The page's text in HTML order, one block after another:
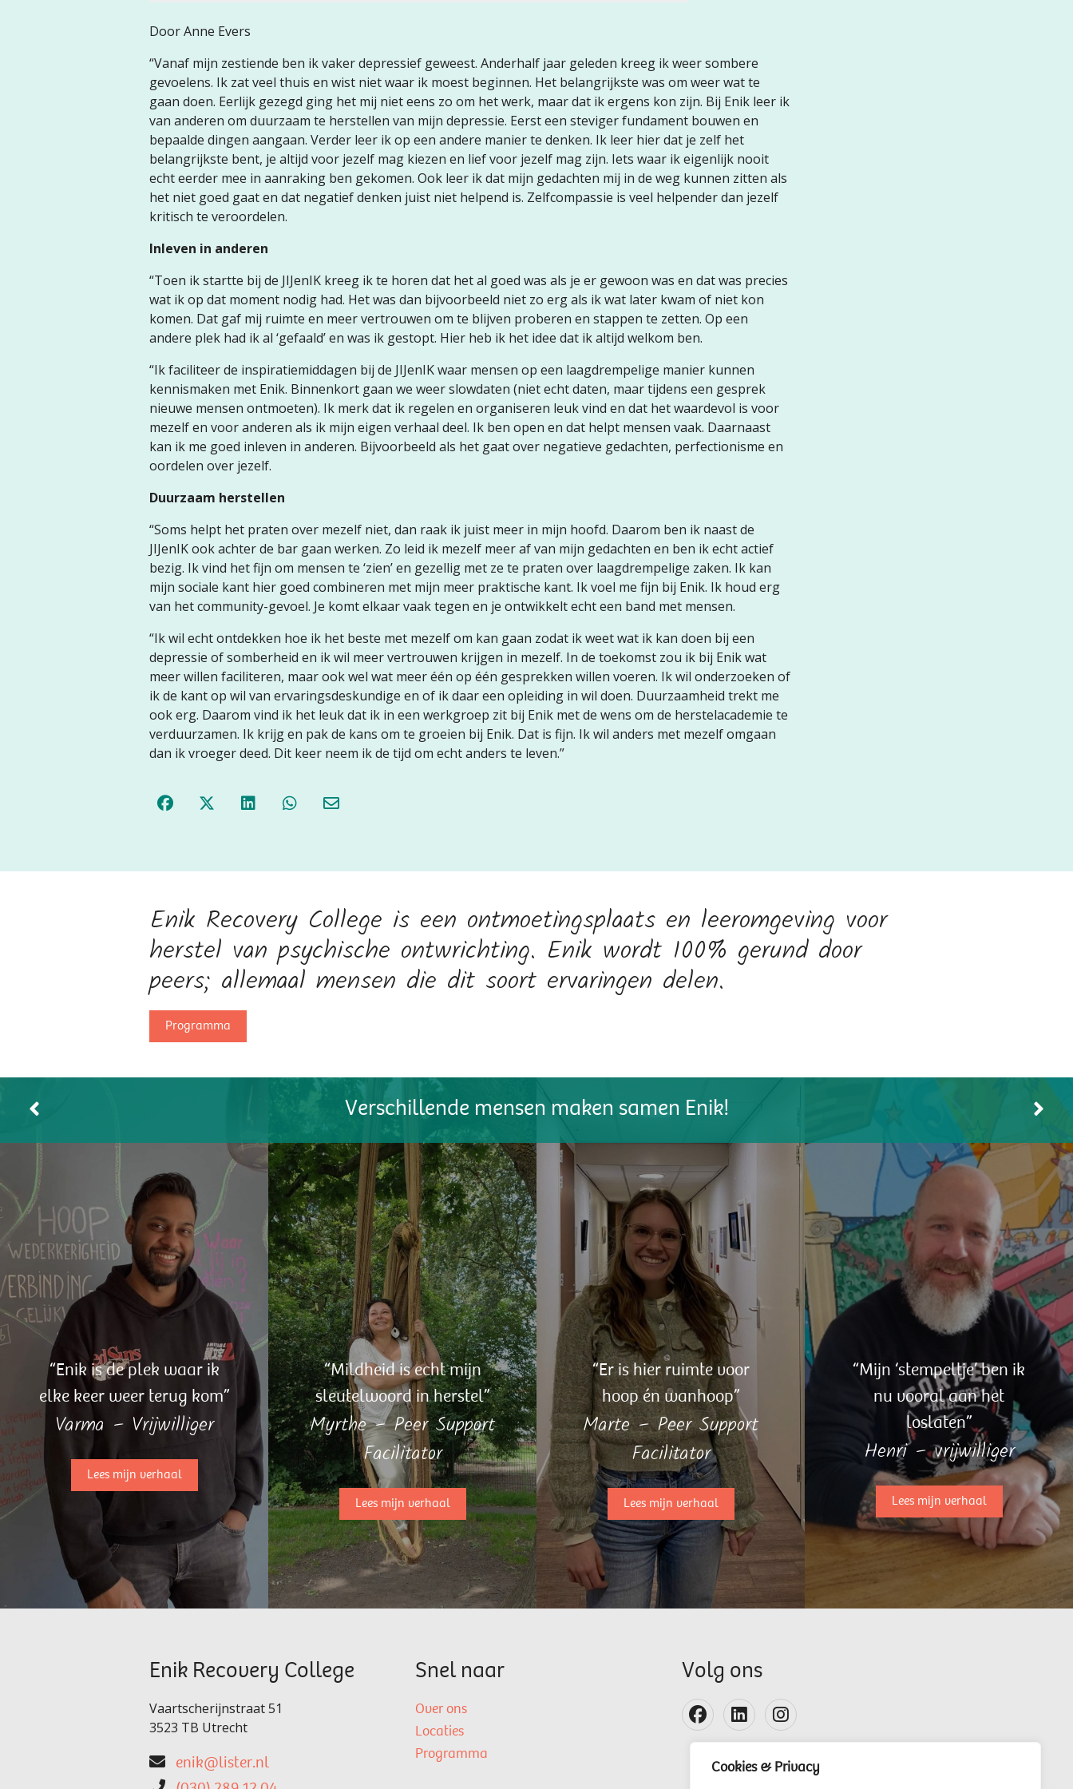
Cookies & Privacy
Door Anne Evers
“Vanaf mijn zestiende ben ik vaker depressief geweest. Anderhalf jaar geleden kreeg ik weer sombere
gevoelens. Ik zat veel thuis en wist niet waar ik moest beginnen. Het belangrijkste was om weer wat te
gaan doen. Eerlijk gezegd ging het mij niet eens zo om het werk, maar dat ik ergens kon zijn. Bij Enik leer ik
van anderen om duurzaam te herstellen van mijn depressie. Eerst een steviger fundament bouwen en
bepaalde dingen aangaan. Verder leer ik op een andere manier te denken. Ik leer hier dat je zelf het
belangrijkste bent, je altijd voor jezelf mag kiezen en lief voor jezelf mag zijn. Iets waar ik eigenlijk nooit
echt eerder mee in aanraking ben gekomen. Ook leer ik dat mijn gedachten mij in de weg kunnen zitten als
het niet goed gaat en dat negatief denken juist niet helpend is. Zelfcompassie is veel helpender dan jezelf
kritisch te veroordelen.
Inleven in anderen
“Toen ik startte bij de JIJenIK kreeg ik te horen dat het al goed was als je er gewoon was en dat was precies
wat ik op dat moment nodig had. Het was dan bijvoorbeeld niet zo erg als ik wat later kwam of niet kon
komen. Dat gaf mij ruimte en meer vertrouwen om te blijven proberen en stappen te zetten. Op een
andere plek had ik al ‘gefaald’ en was ik gestopt. Hier heb ik het idee dat ik altijd welkom ben.
“Ik faciliteer de inspiratiemiddagen bij de JIJenIK waar mensen op een laagdrempelige manier kunnen
kennismaken met Enik. Binnenkort gaan we weer slowdaten (niet echt daten, maar tijdens een gesprek
nieuwe mensen ontmoeten). Ik merk dat ik regelen en organiseren leuk vind en dat het waardevol is voor
mezelf en voor anderen als ik mijn eigen verhaal deel. Ik ben open en dat helpt mensen vaak. Daarnaast
kan ik me goed inleven in anderen. Bijvoorbeeld als het gaat over negatieve gedachten, perfectionisme en
oordelen over jezelf.
Duurzaam herstellen
“Soms helpt het praten over mezelf niet, dan raak ik juist meer in mijn hoofd. Daarom ben ik naast de
JIJenIK ook achter de bar gaan werken. Zo leid ik mezelf meer af van mijn gedachten en ben ik echt actief
bezig. Ik vind het fijn om mensen te ‘zien’ en gezellig met ze te praten over laagdrempelige zaken. Ik kan
mijn sociale kant hier goed combineren met mijn meer praktische kant. Ik voel me fijn bij Enik. Ik houd erg
van het community-gevoel. Je komt elkaar vaak tegen en je ontwikkelt echt een band met mensen.
“Ik wil echt ontdekken hoe ik het beste met mezelf om kan gaan zodat ik weet wat ik kan doen bij een
depressie of somberheid en ik wil meer vertrouwen krijgen in mezelf. In de toekomst zou ik bij Enik wat
meer willen faciliteren, maar ook wel wat meer één op één gesprekken willen voeren. Ik wil onderzoeken of
ik de kant op wil van ervaringsdeskundige en of ik daar een opleiding in wil doen. Duurzaamheid trekt me
ook erg. Daarom vind ik het leuk dat ik in een werkgroep zit bij Enik met de wens om de herstelacademie te
verduurzamen. Ik krijg en pak de kans om te groeien bij Enik. Dat is fijn. Ik wil anders met mezelf omgaan
dan ik vroeger deed. Dit keer neem ik de tijd om echt anders te leven.”
Enik Recovery College is een ontmoetingsplaats en leeromgeving voor
herstel van psychische ontwrichting. Enik wordt 100% gerund door
peers; allemaal mensen die dit soort ervaringen delen.
Programma
“Enik is de plek waar ik
elke keer weer terug kom”
Varma – Vrijwilliger
Lees mijn verhaal
“Mildheid is echt mijn
sleutelwoord in herstel”
Myrthe – Peer Support
Facilitator
Lees mijn verhaal
“Er is hier ruimte voor
hoop én wanhoop”
Marte – Peer Support
Facilitator
Lees mijn verhaal
“Mijn ‘stempeltje’ ben ik
nu vooral aan het
loslaten”
Henri – vrijwilliger
Lees mijn verhaal
Enik Recovery College
Vaartscherijnstraat 51
3523 TB Utrecht
enik@lister.nl
Snel naar
Over ons
Locaties
Programma
Volg ons